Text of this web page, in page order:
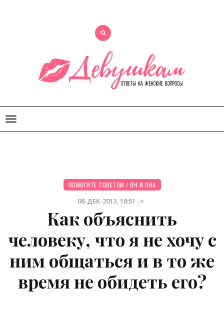
Открыть
меню
ПОМОГИТЕ СОВЕТОМ /ОН И ОНА
08-ДЕК-2013, 18:51
Как объяснить
человеку, что я не хочу с
ним общаться и в то же
время не обидеть его?